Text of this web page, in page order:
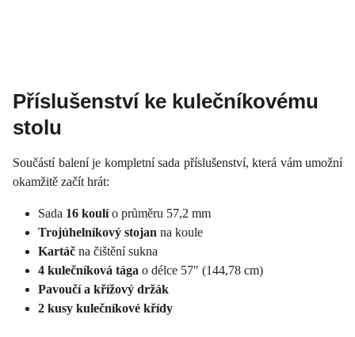
Příslušenství ke kulečníkovému
stolu
Součástí balení je kompletní sada příslušenství, která vám umožní
okamžitě začít hrát:
Sada 16 koulío průměru 57,2 mm
Trojúhelníkový stojan na koule
Kartáč na čištění sukna
4 kulečníková tága o délce 57" (144,78 cm)
Pavoučí a křížový držák
2 kusy kulečníkové křídy